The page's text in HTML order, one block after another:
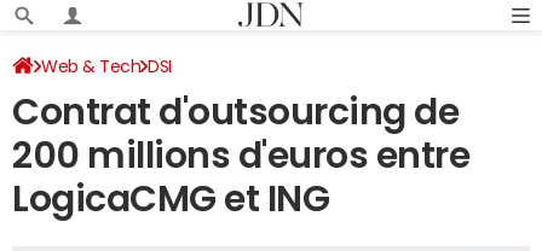
Web & Tech DSI
Contrat d'outsourcing de
200 millions d'euros entre
LogicaCMG et ING